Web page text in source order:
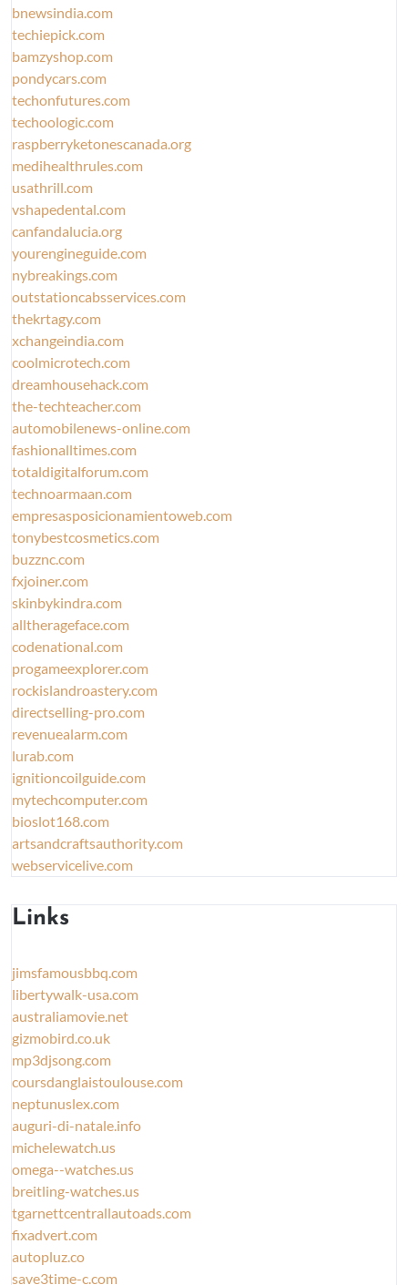
bnewsindia.com
techiepick.com
bamzyshop.com
pondycars.com
techonfutures.com
techoologic.com
raspberryketonescanada.org
medihealthrules.com
usathrill.com
vshapedental.com
canfandalucia.org
yourengineguide.com
nybreakings.com
outstationcabsservices.com
thekrtagy.com
xchangeindia.com
coolmicrotech.com
dreamhousehack.com
the-techteacher.com
automobilenews-online.com
fashionalltimes.com
totaldigitalforum.com
technoarmaan.com
empresasposicionamientoweb.com
tonybestcosmetics.com
buzznc.com
fxjoiner.com
skinbykindra.com
alltherageface.com
codenational.com
progameexplorer.com
rockislandroastery.com
directselling-pro.com
revenuealarm.com
lurab.com
ignitioncoilguide.com
mytechcomputer.com
bioslot168.com
artsandcraftsauthority.com
webservicelive.com
Links
jimsfamousbbq.com
libertywalk-usa.com
australiamovie.net
gizmobird.co.uk
mp3djsong.com
coursdanglaistoulouse.com
neptunuslex.com
auguri-di-natale.info
michelewatch.us
omega--watches.us
breitling-watches.us
tgarnettcentrallautoads.com
fixadvert.com
autopluz.co
save3time-c.com